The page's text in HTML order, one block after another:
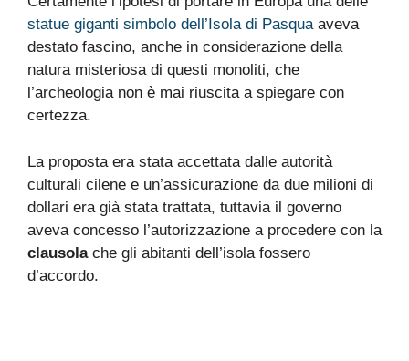
statue giganti simbolo dell’Isola di Pasquaaveva
destato fascino, anche in considerazione della
natura misteriosa di questi monoliti, che
l’archeologia non è mai riuscita a spiegare con
certezza.
La proposta era stata accettata dalle autorità
culturali cilene e un’assicurazione da due milioni di
dollari era già stata trattata, tuttavia il governo
aveva concesso l’autorizzazione a procedere con la
clausolache gli abitanti dell’isola fossero
d’accordo.